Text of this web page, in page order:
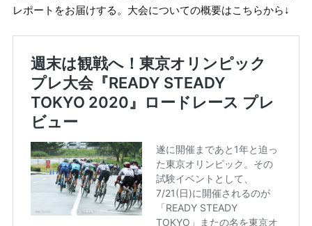
レポートをお届けする。大会についての概要はこちらから↓